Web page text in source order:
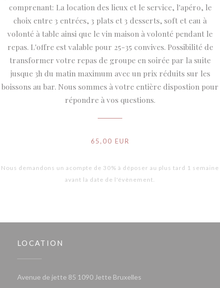
comprenant: La location des lieux et le service, l'apéro, le
choix entre 3 entrées, 3 plats et 3 desserts, soft et eau à
volonté à table ainsi que le vin maison à volonté pendant le
repas. L'offre est valable pour 25-35 convives. Possibilité de
transformer votre repas de groupe en soirée par la suite
jusque 3h du matin maximum avec un prix réduits sur les
boissons au bar. Nous sommes à votre entière dispostion pour
répondre à vos questions.
65,00 EUR
Nous demandons un acompte de 30% à déposer au plus tard 1 semaine
avant la date de l'évènement.
LOCATION
Avenue de jette 85 1090 Jette Bruxelles